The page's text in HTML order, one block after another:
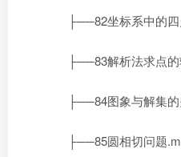
├──82坐标系中的四
├──83解析法求点的
├──84图象与解集的
├──85圆相切问题